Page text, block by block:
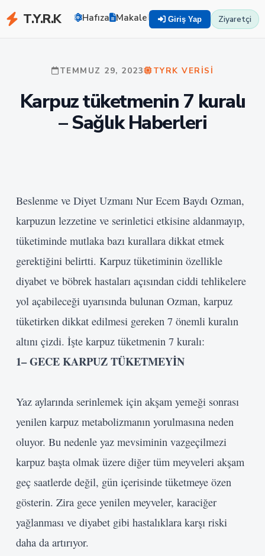
T.Y.R.K Hafıza Makaleler Zekayı Eğit TYRK
Giriş Yap Ziyaretçi
TEMMUZ 29, 2023 TYRK VERISI
Karpuz tüketmenin 7 kuralı
– Sağlık Haberleri
Beslenme ve Diyet Uzmanı Nur Ecem Baydı Ozman,
karpuzun lezzetine ve serinletici etkisine aldanmayıp,
tüketiminde mutlaka bazı kurallara dikkat etmek
gerektiğini belirtti. Karpuz tüketiminin özellikle
diyabet ve böbrek hastaları açısından ciddi tehlikelere
yol açabileceği uyarısında bulunan Ozman, karpuz
tüketirken dikkat edilmesi gereken 7 önemli kuralın
altını çizdi. İşte karpuz tüketmenin 7 kuralı:
1– GECE KARPUZTÜKETMEYİN
Yaz aylarında serinlemek için akşam yemeği sonrası
yenilen karpuz metabolizmanın yorulmasına neden
oluyor. Bu nedenle yaz mevsiminin vazgeçilmezi
karpuz başta olmak üzere diğer tüm meyveleri akşam
geç saatlerde değil, gün içerisinde tüketmeye özen
gösterin. Zira gece yenilen meyveler, karaciğer
yağlanması ve diyabet gibi hastalıklara karşı riski
daha da artırıyor.